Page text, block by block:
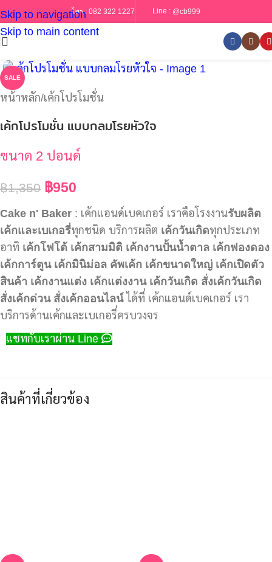
Skip to navigation
Skip to main content
โทร : 082 322 1227 Line : @cb999
SALE
หน้าหลัก/เค้กโปรโมชั่น
เค้กโปรโมชั่น แบบกลมโรยหัวใจ
ขนาด 2 ปอนด์
฿1,350 ฿950
Cake n' Baker : เค้กแอนด์เบคเกอร์ เราคือโรงงานรับผลิต
เค้กและเบเกอรี่ทุกชนิด บริการผลิต เค้กวันเกิดทุกประเภท
อาทิ เค้กโฟโต้ เค้กสามมิติ เค้กงานปั้นน้ำตาล เค้กฟองดอง
เค้กการ์ตูน เค้กมินิม่อล คัพเค้ก เค้กขนาดใหญ่ เค้กเปิดตัว
สินค้า เค้กงานแต่ง เค้กแต่งงาน เค้กวันเกิด สั่งเค้กวันเกิด
สั่งเค้กด่วน สั่งเค้กออนไลน์ได้ที่ เค้กแอนด์เบคเกอร์ เรา
บริการด้านเค้กและเบเกอรี่ครบวงจร
แชทกับเราผ่าน Line
สินค้าที่เกี่ยวข้อง